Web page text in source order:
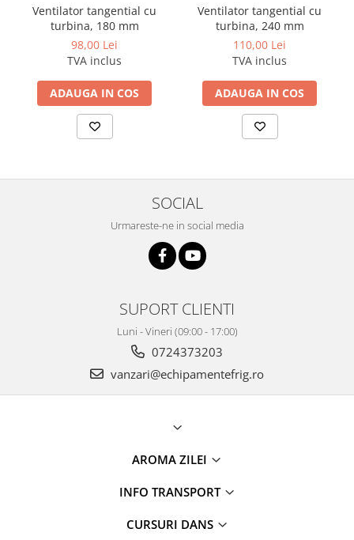
Ventilator tangential cu
turbina, 180 mm
98,00 Lei
TVA inclus
ADAUGA IN COS
Ventilator tangential cu
turbina, 240 mm
110,00 Lei
TVA inclus
ADAUGA IN COS
SOCIAL
Urmareste-ne in social media
SUPORT CLIENTI
Luni - Vineri (09:00 - 17:00)
0724373203
vanzari@echipamentefrig.ro
AROMA ZILEI
INFO TRANSPORT
CURSURI DANS